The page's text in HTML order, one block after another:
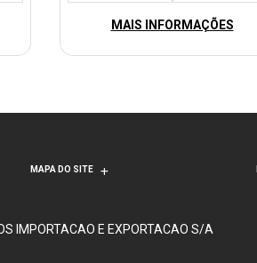
MAIS INFORMAÇÕES
MAPA DO SITE
IMPORTACAO E EXPORTACAO S/A